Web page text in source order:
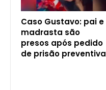
Caso Gustavo: pai e
madrasta são
presos após pedido
de prisão preventiva